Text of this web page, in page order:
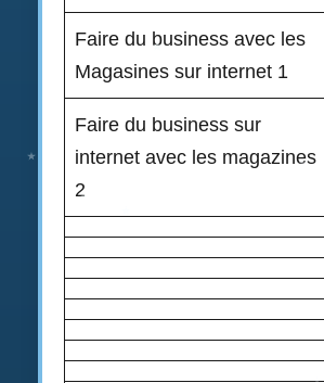
Faire du business avec les
Magasines sur internet 1
Faire du business sur
internet avec les magazines
2